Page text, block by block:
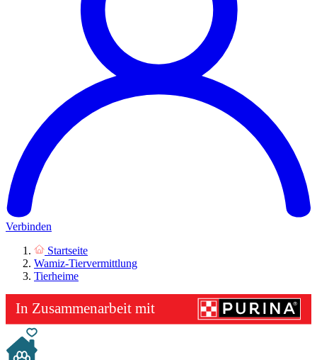
Verbinden
Startseite
Wamiz-Tiervermittlung
Tierheime